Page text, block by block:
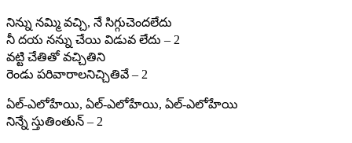
నిన్ను నమ్మి వచ్చి, నే సిగ్గుచెందలేదు
నీ దయ నన్ను చేయి విడువ లేదు – 2
వట్టి చేతితో వచ్చితిని
రెండు పరివారాలనిచ్చితివే – 2
ఏల్‌-ఎలోహేయి, ఏల్‌-ఎలోహేయి, ఏల్‌-ఎలోహేయి
నిన్నే స్తుతింతున్ – 2